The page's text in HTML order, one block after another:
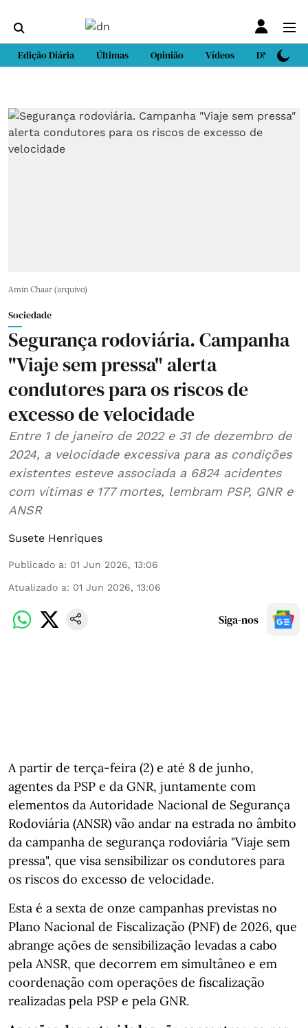
Edição Diária Últimas Opinião Vídeos DN Sport
Amin Chaar (arquivo)
Sociedade
Segurança rodoviária. Campanha
"Viaje sem pressa" alerta
condutores para os riscos de
excesso de velocidade
Entre 1 de janeiro de 2022 e 31 de dezembro de
2024, a velocidade excessiva para as condições
existentes esteve associada a 6824 acidentes
com vítimas e 177 mortes, lembram PSP, GNR e
ANSR
Susete Henriques
Publicado a: 01 Jun 2026, 13:06
Atualizado a: 01 Jun 2026, 13:06
Siga-nos
A partir de terça-feira (2) e até 8 de junho,
agentes da PSP e da GNR, juntamente com
elementos da Autoridade Nacional de Segurança
Rodoviária (ANSR) vão andar na estrada no âmbito
da campanha de segurança rodoviária "Viaje sem
pressa", que visa sensibilizar os condutores para
os riscos do excesso de velocidade.
Esta é a sexta de onze campanhas previstas no
Plano Nacional de Fiscalização (PNF) de 2026, que
abrange ações de sensibilização levadas a cabo
pela ANSR, que decorrem em simultâneo e em
coordenação com operações de fiscalização
realizadas pela PSP e pela GNR.